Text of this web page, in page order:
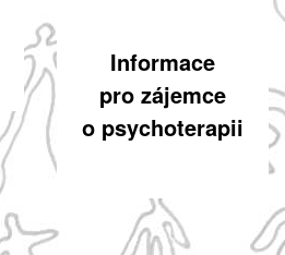
Informace
pro zájemce
o psychoterapii